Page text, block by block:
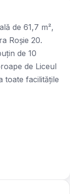
de 61,7 m²,
Roșie 20.
de 10
de Liceul
toate facilitățile